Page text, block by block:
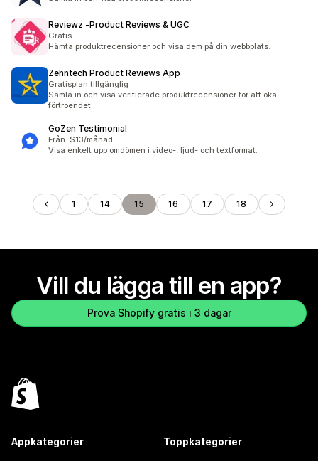
Reviewz ‑Product Reviews & UGC
Gratis
Hämta produktrecensioner och visa dem på din webbplats.
Zehntech Product Reviews App
Gratisplan tillgänglig
Samla in och visa verifierade produktrecensioner för att öka
förtroendet.
GoZen Testimonial
Från $13/månad
Visa enkelt upp omdömen i video-, ljud- och textformat.
1 14 15 16 17 18
Vill du lägga till en app?
Prova Shopify gratis i 3 dagar
Appkategorier Toppkategorier